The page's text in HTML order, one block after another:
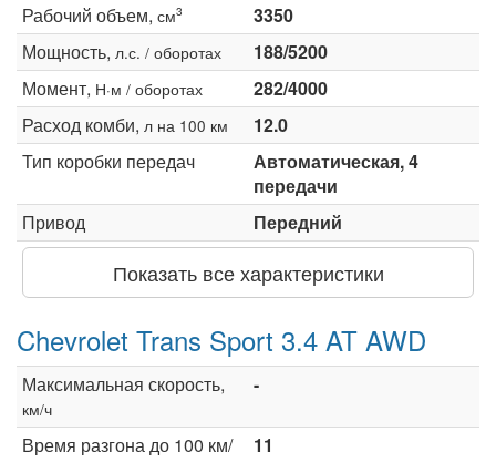
Рабочий объем, см3
3350
Мощность, л.с. / оборотах
188/5200
Момент, Н·м / оборотах
282/4000
Расход комби, л на 100 км
12.0
Тип коробки передач
Автоматическая, 4
передачи
Привод
Передний
Показать все характеристики
Chevrolet Trans Sport 3.4 AT AWD
Максимальная скорость,
км/ч
-
Время разгона до 100 км/
11